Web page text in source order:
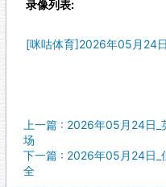
录像列表:
[咪咕体育]2026年05月24
上一篇 : 2026年05月24日_
场
下一篇 : 2026年05月24日_
全